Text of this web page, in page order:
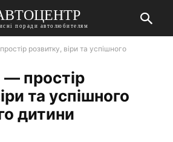
поради автолюбителям
розвитку, віри та успішного
— простір
та успішного
дитини